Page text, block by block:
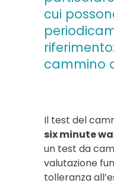
cui
cammino
Il test del
six minute
un test da
valutazione
tolleranza